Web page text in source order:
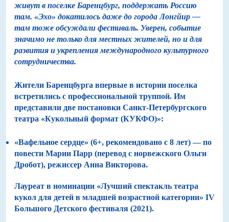
живут в поселке Баренцбург, поддержать Россию
там. «Эхо» докатилось даже до города Лонгйир —
там тоже обсуждали фестиваль. Уверен, событие
значимо не только для местных жителей, но и для
развития и укрепления международного культурного
сотрудничества.
Жители Баренцбурга впервые в истории поселка
встретились с профессиональной труппой. Им
представили две постановки Санкт-Петербургского
театра «Кукольный формат (КУКФО)»:
«Вафельное сердце» (6+, рекомендовано с 8 лет) — по
повести Марии Парр (перевод с норвежского Ольги
Дробот), режиссер Анна Викторова.
Лауреат в номинации «Лучший спектакль театра
кукол для детей в младшей возрастной категории» IV
Большого Детского фестиваля (2021).